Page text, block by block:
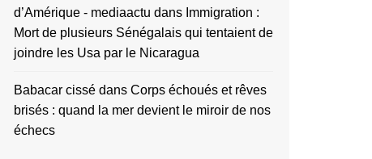
d’Amérique - mediaactu dans Immigration :
Mort de plusieurs Sénégalais qui tentaient de
joindre les Usa par le Nicaragua
Babacar cissé dans Corps échoués et rêves
brisés : quand la mer devient le miroir de nos
échecs